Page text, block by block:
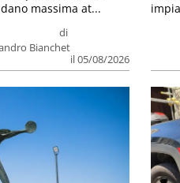
di
Bianchet
il 05/08/2026
massima at...